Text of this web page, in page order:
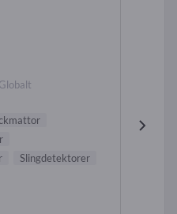
Globalt
Slingdetektorer